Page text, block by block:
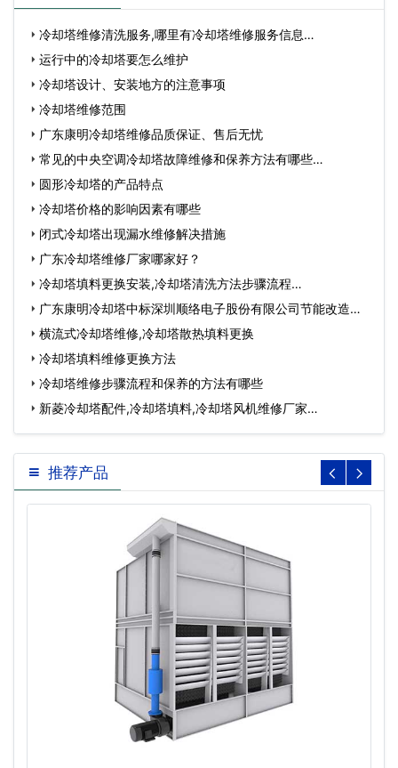
冷却塔维修清洗服务,哪里有冷却塔维修服务信息…
运行中的冷却塔要怎么维护
冷却塔设计、安装地方的注意事项
冷却塔维修范围
广东康明冷却塔维修品质保证、售后无忧
常见的中央空调冷却塔故障维修和保养方法有哪些…
圆形冷却塔的产品特点
冷却塔价格的影响因素有哪些
闭式冷却塔出现漏水维修解决措施
广东冷却塔维修厂家哪家好？
冷却塔填料更换安装,冷却塔清洗方法步骤流程…
广东康明冷却塔中标深圳顺络电子股份有限公司节能改造工
程…横流式冷却塔维修,冷却塔散热填料更换
冷却塔填料维修更换方法
冷却塔维修步骤流程和保养的方法有哪些
新菱冷却塔配件,冷却塔填料,冷却塔风机维修厂家…
推荐产品